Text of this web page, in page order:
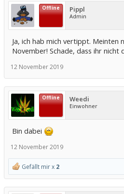
Offline Pippl
Admin
Ja, ich hab mich vertippt. Meinten
November! Schade, dass ihr nicht
12 November 2019
Offline Weedi
Einwohner
Bin dabei
12 November 2019
Gefällt mir x 2